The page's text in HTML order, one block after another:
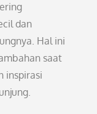
dan
Hal ini
saat
inspirasi